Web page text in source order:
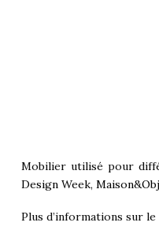
Mobilier utilisé pour
Design Week,
Plus d’informations sur